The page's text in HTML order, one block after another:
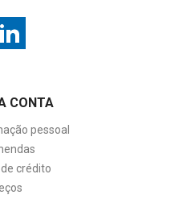
CONTA
pessoal
crédito